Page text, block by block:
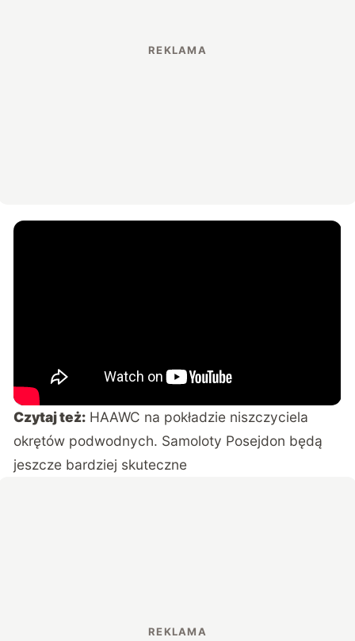
Czytaj też: HAAWC na pokładzie niszczyciela
okrętów podwodnych. Samoloty Posejdon będą
jeszcze bardziej skuteczne